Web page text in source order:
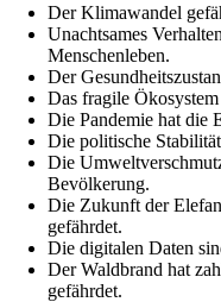
Der Klimawandel
Unachtsames
Menschenleben.
Der
Das fragile
Die Pandemie hat die
Die politische
Die
Bevölkerung.
Die Zukunft der
gefährdet.
Die digitalen Daten
Der Waldbrand hat
gefährdet.